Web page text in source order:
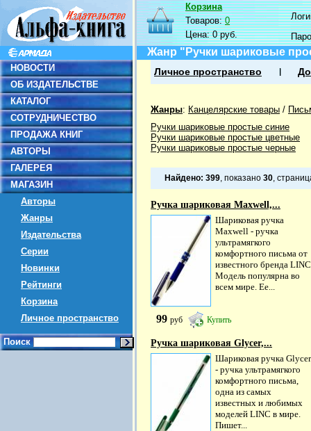
НОВОСТИ
ОБ ИЗДАТЕЛЬСТВЕ
КАТАЛОГ
СОТРУДНИЧЕСТВО
ПРОДАЖА КНИГ
АВТОРЫ
ГАЛЕРЕЯ
МАГАЗИН
Авторы
Жанры
Издательства
Серии
Новинки
Рейтинги
Корзина
Личное пространство
Поиск
Корзина
Товаров:0
Цена:0 руб.
Жанр "Ручки шариковые
Личное пространство
Жанры: Канцелярские товары /
Ручки шариковые простые синие
Ручки шариковые простые цветные
Ручки шариковые простые черные
Найдено: 399, показано 30,
Ручка шариковая Maxwell,...
Шариковая ручка
Maxwell - ручка
ультрамягкого
комфортного письма от
известного бренда
Модель популярна во
всем мире. Ее...
99 руб Купить
Ручка шариковая Glycer,...
Шариковая ручка Glycer
- ручка ультрамягкого
комфортного письма,
одна из самых
известных и любимых
моделей LINC в мире.
Пишет...